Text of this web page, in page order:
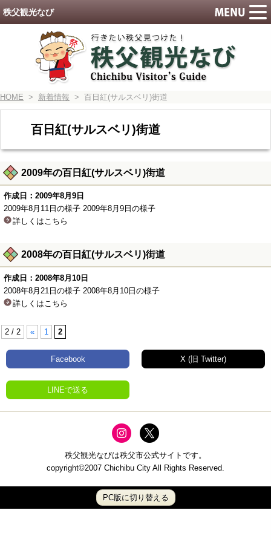
HOME > 新着情報 > 百日紅(サルスベリ)街道
百日紅(サルスベリ)街道
2009年の百日紅(サルスベリ)街道
作成日：2009年8月9日
2009年8月11日の様子 2009年8月9日の様子
詳しくはこちら
2008年の百日紅(サルスベリ)街道
作成日：2008年8月10日
2008年8月21日の様子 2008年8月10日の様子
詳しくはこちら
2 / 2 « 1 2
Facebook X (旧 Twitter)
LINEで送る
秩父観光なびは秩父市公式サイトです。
copyright©2007 Chichibu City All Rights Reserved.
秩父観光なび
PC版に切り替える